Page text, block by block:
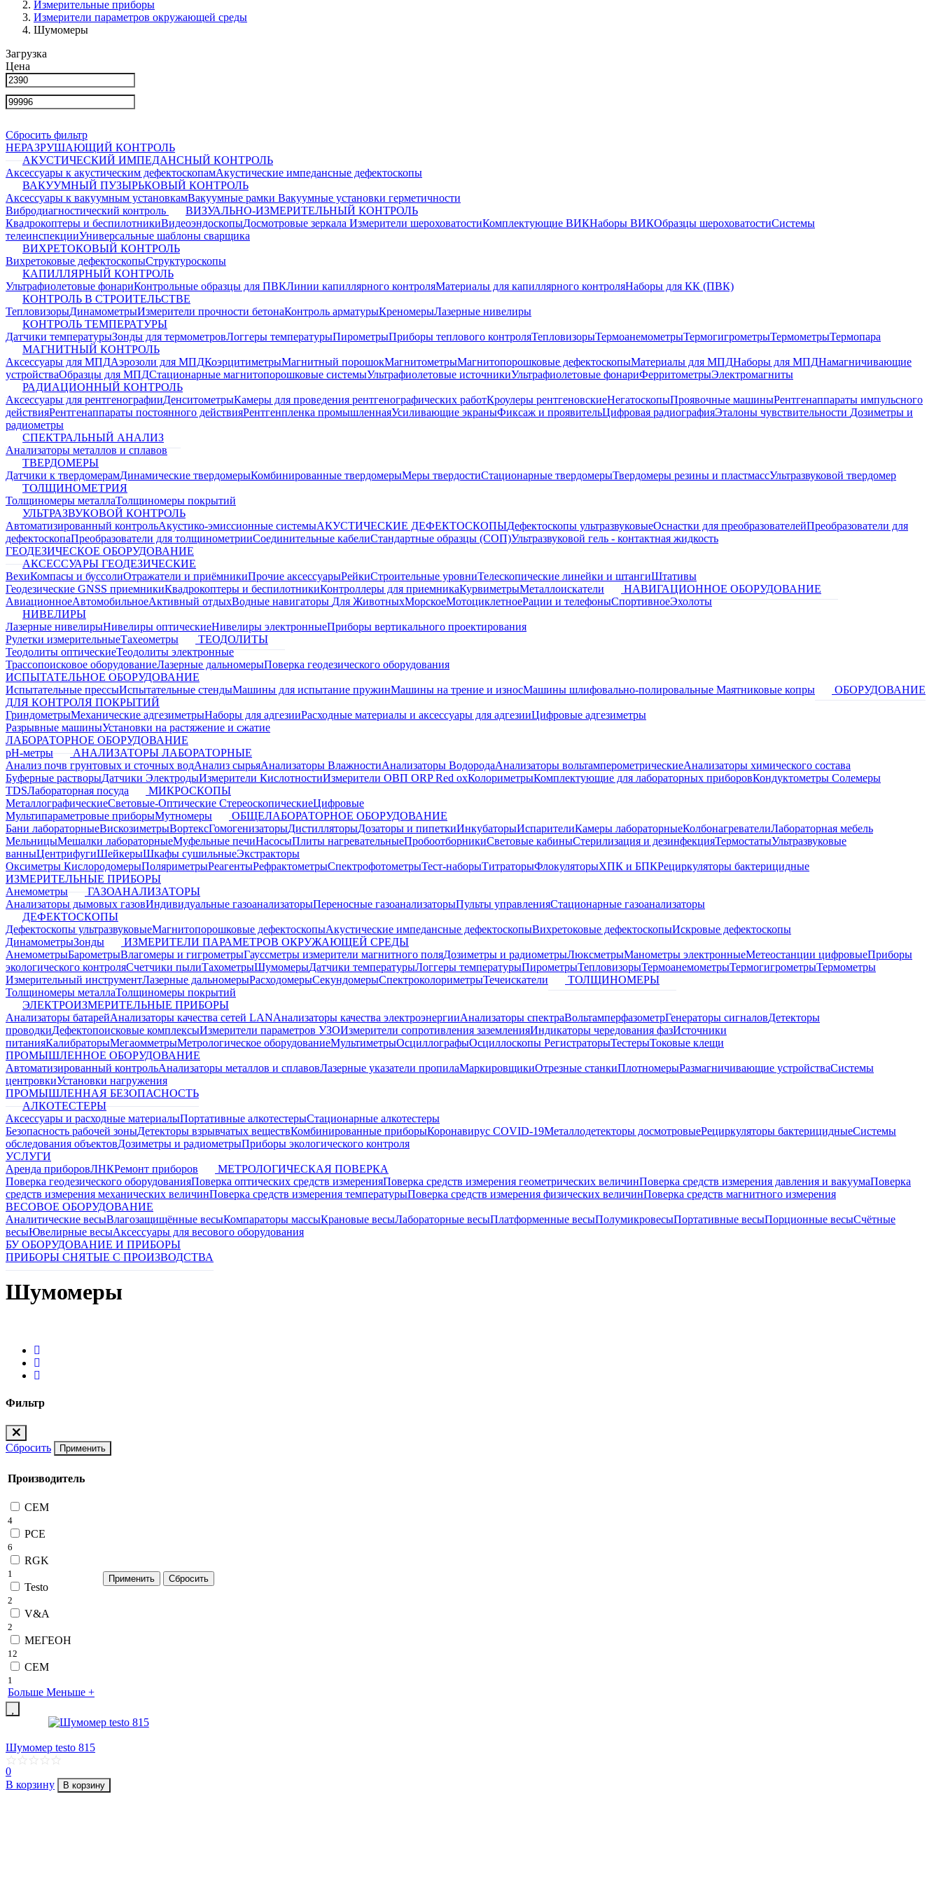
Измерительные приборы
Измерители параметров окружающей среды
Шумомеры
Загрузка
Цена
Сбросить фильтр
НЕРАЗРУШАЮЩИЙ КОНТРОЛЬ
АКУСТИЧЕСКИЙ ИМПЕДАНСНЫЙ КОНТРОЛЬ
Аксессуары к акустическим дефектоскопамАкустические импедансные дефектоскопы
ВАКУУМНЫЙ ПУЗЫРЬКОВЫЙ КОНТРОЛЬ
Аксессуары к вакуумным установкамВакуумные рамки Вакуумные установки герметичности
Вибродиагностический контроль
ВИЗУАЛЬНО-ИЗМЕРИТЕЛЬНЫЙ КОНТРОЛЬ
Квадрокоптеры и беспилотникиВидеоэндоскопыДосмотровые зеркалаИзмерители шероховатостиКомплектующие ВИКНаборы ВИКОбразцы шероховатостиСистемы
телеинспекцииУниверсальные шаблоны сварщика
ВИХРЕТОКОВЫЙ КОНТРОЛЬ
Вихретоковые дефектоскопыСтруктуроскопы
КАПИЛЛЯРНЫЙ КОНТРОЛЬ
Ультрафиолетовые фонариКонтрольные образцы для ПВКЛинии капиллярного контроляМатериалы для капиллярного контроляНаборы для КК (ПВК)
КОНТРОЛЬ В СТРОИТЕЛЬСТВЕ
ТепловизорыДинамометрыИзмерители прочности бетонаКонтроль арматурыКреномерыЛазерные нивелиры
КОНТРОЛЬ ТЕМПЕРАТУРЫ
Датчики температурыЗонды для термометровЛоггеры температурыПирометрыПриборы теплового контроляТепловизорыТермоанемометрыТермогигрометрыТермометрыТермопара
МАГНИТНЫЙ КОНТРОЛЬ
Аксессуары для МПДАэрозоли для МПДКоэрцитиметрыМагнитный порошокМагнитометрыМагнитопорошковые дефектоскопыМатериалы для МПДНаборы для МПДНамагничивающие
устройстваОбразцы для МПДСтационарные магнитопорошковые системыУльтрафиолетовые источникиУльтрафиолетовые фонариФерритометрыЭлектромагниты
РАДИАЦИОННЫЙ КОНТРОЛЬ
Аксессуары для рентгенографииДенситометрыКамеры для проведения рентгенографических работКроулеры рентгеновскиеНегатоскопыПроявочные машиныРентгенаппараты импульсного
действияРентгенаппараты постоянного действияРентгенпленка промышленнаяУсиливающие экраныФиксаж и проявительЦифровая радиографияЭталоны чувствительности Дозиметры и
радиометры
СПЕКТРАЛЬНЫЙ АНАЛИЗ
Анализаторы металлов и сплавов
ТВЕРДОМЕРЫ
Датчики к твердомерамДинамические твердомерыКомбинированные твердомерыМеры твердостиСтационарные твердомерыТвердомеры резины и пластмассУльтразвуковой твердомер
ТОЛЩИНОМЕТРИЯ
Толщиномеры металлаТолщиномеры покрытий
УЛЬТРАЗВУКОВОЙ КОНТРОЛЬ
Автоматизированный контрольАкустико-эмиссионные системыАКУСТИЧЕСКИЕ ДЕФЕКТОСКОПЫДефектоскопы ультразвуковыеОснастки для преобразователейПреобразователи для
дефектоскопаПреобразователи для толщинометрииСоединительные кабелиСтандартные образцы (СОП)Ультразвуковой гель - контактная жидкость
ГЕОДЕЗИЧЕСКОЕ ОБОРУДОВАНИЕ
АКСЕССУАРЫ ГЕОДЕЗИЧЕСКИЕ
ВехиКомпасы и буссолиОтражатели и приёмникиПрочие аксессуарыРейкиСтроительные уровниТелескопические линейки и штангиШтативы
Геодезические GNSS приемникиКвадрокоптеры и беспилотникиКонтроллеры для приемникаКурвиметрыМеталлоискатели
НАВИГАЦИОННОЕ ОБОРУДОВАНИЕ
АвиационноеАвтомобильноеАктивный отдыхВодные навигаторы Для ЖивотныхМорскоеМотоциклетноеРации и телефоныСпортивноеЭхолоты
НИВЕЛИРЫ
Лазерные нивелирыНивелиры оптическиеНивелиры электронныеПриборы вертикального проектирования
Рулетки измерительныеТахеометры
ТЕОДОЛИТЫ
Теодолиты оптическиеТеодолиты электронные
Трассопоисковое оборудованиеЛазерные дальномерыПоверка геодезического оборудования
ИСПЫТАТЕЛЬНОЕ ОБОРУДОВАНИЕ
Испытательные прессыИспытательные стендыМашины для испытание пружинМашины на трение и износМашины шлифовально-полировальные Маятниковые копры
ОБОРУДОВАНИЕ
ДЛЯ КОНТРОЛЯ ПОКРЫТИЙ
ГриндометрыМеханические адгезиметрыНаборы для адгезииРасходные материалы и аксессуары для адгезииЦифровые адгезиметры
Разрывные машиныУстановки на растяжение и сжатие
ЛАБОРАТОРНОЕ ОБОРУДОВАНИЕ
pH-метры
АНАЛИЗАТОРЫ ЛАБОРАТОРНЫЕ
Анализ почв грунтовых и сточных водАнализ сырьяАнализаторы ВлажностиАнализаторы ВодородаАнализаторы вольтамперометрическиеАнализаторы химического состава
Буферные растворыДатчики ЭлектродыИзмерители КислотностиИзмерители ОВП ORP Red oxКолориметрыКомплектующие для лабораторных приборовКондуктометры Солемеры
TDSЛабораторная посуда
МИКРОСКОПЫ
МеталлографическиеСветовые-ОптическиеСтереоскопическиеЦифровые
Мультипараметровые приборыМутномеры
ОБЩЕЛАБОРАТОРНОЕ ОБОРУДОВАНИЕ
Бани лабораторныеВискозиметрыВортексГомогенизаторыДистилляторыДозаторы и пипеткиИнкубаторыИспарителиКамеры лабораторныеКолбонагревателиЛабораторная мебель
МельницыМешалки лабораторныеМуфельные печиНасосыПлиты нагревательныеПробоотборникиСветовые кабиныСтерилизация и дезинфекцияТермостатыУльтразвуковые
ванныЦентрифугиШейкерыШкафы сушильныеЭкстракторы
Оксиметры КислородомерыПоляриметрыРеагентыРефрактометрыСпектрофотометрыТест-наборыТитраторыФлокуляторыХПК и БПКРециркуляторы бактерицидные
ИЗМЕРИТЕЛЬНЫЕ ПРИБОРЫ
Анемометры
ГАЗОАНАЛИЗАТОРЫ
Анализаторы дымовых газовИндивидуальные газоанализаторыПереносные газоанализаторыПульты управленияСтационарные газоанализаторы
ДЕФЕКТОСКОПЫ
Дефектоскопы ультразвуковыеМагнитопорошковые дефектоскопыАкустические импедансные дефектоскопыВихретоковые дефектоскопыИскровые дефектоскопы
ДинамометрыЗонды
ИЗМЕРИТЕЛИ ПАРАМЕТРОВ ОКРУЖАЮЩЕЙ СРЕДЫ
АнемометрыБарометрыВлагомеры и гигрометрыГауссметры измерители магнитного поляДозиметры и радиометрыЛюксметрыМанометры электронныеМетеостанции цифровыеПриборы
экологического контроляСчетчики пылиТахометрыШумомерыДатчики температурыЛоггеры температурыПирометрыТепловизорыТермоанемометрыТермогигрометрыТермометры
Измерительный инструментЛазерные дальномерыРасходомерыСекундомерыСпектроколориметрыТечеискатели
ТОЛЩИНОМЕРЫ
Толщиномеры металлаТолщиномеры покрытий
ЭЛЕКТРОИЗМЕРИТЕЛЬНЫЕ ПРИБОРЫ
Анализаторы батарейАнализаторы качества сетей LANАнализаторы качества электроэнергииАнализаторы спектраВольтамперфазометрГенераторы сигналовДетекторы
проводкиДефектопоисковые комплексыИзмерители параметров УЗОИзмерители сопротивления заземленияИндикаторы чередования фазИсточники
питанияКалибраторыМегаомметрыМетрологическое оборудованиеМультиметрыОсциллографыОсциллоскопы РегистраторыТестерыТоковые клещи
ПРОМЫШЛЕННОЕ ОБОРУДОВАНИЕ
Автоматизированный контрольАнализаторы металлов и сплавовЛазерные указатели пропилаМаркировщикиОтрезные станкиПлотномерыРазмагничивающие устройстваСистемы
центровкиУстановки нагружения
ПРОМЫШЛЕННАЯ БЕЗОПАСНОСТЬ
АЛКОТЕСТЕРЫ
Аксессуары и расходные материалыПортативные алкотестерыСтационарные алкотестеры
Безопасность рабочей зоныДетекторы взрывчатых веществКомбинированные приборыКоронавирус COVID-19Металлодетекторы досмотровыеРециркуляторы бактерицидныеСистемы
обследования объектовДозиметры и радиометрыПриборы экологического контроля
УСЛУГИ
Аренда приборовЛНКРемонт приборов
МЕТРОЛОГИЧЕСКАЯ ПОВЕРКА
Поверка геодезического оборудованияПоверка оптических средств измеренияПоверка средств измерения геометрических величинПоверка средств измерения давления и вакуумаПоверка
средств измерения механических величинПоверка средств измерения температурыПоверка средств измерения физических величинПоверка средств магнитного измерения
ВЕСОВОЕ ОБОРУДОВАНИЕ
Аналитические весыВлагозащищённые весыКомпараторы массыКрановые весыЛабораторные весыПлатформенные весыПолумикровесыПортативные весыПорционные весыСчётные
весыЮвелирные весыАксессуары для весового оборудования
БУ ОБОРУДОВАНИЕ И ПРИБОРЫ
ПРИБОРЫ СНЯТЫЕ С ПРОИЗВОДСТВА
Шумомеры
Фильтр
Сбросить Применить
Производитель
CEM
4
PCE
6
RGK
1
Testo
2
V&A
2
МЕГЕОН
12
СЕМ
1
Больше Меньше +
Шумомер testo 815
0
В корзину
В корзину